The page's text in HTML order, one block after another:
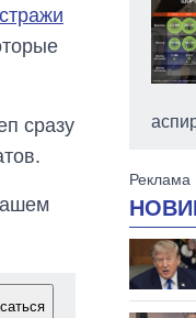
сразу
в
до и во